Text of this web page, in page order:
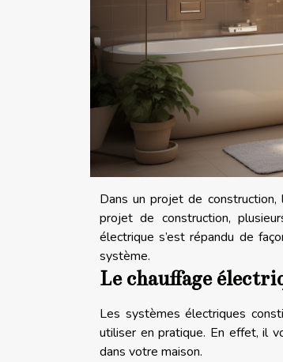
Dans un projet de construction,
projet de construction,
électrique s’est répandu de
système.
Le chauffage
Les systèmes électriques
utiliser en pratique. En effet, il
dans votre maison.